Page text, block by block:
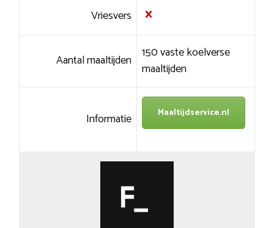
Vriesvers
Aantal maaltijden 150 vaste koelverse
maaltijden
Informatie Maaltijdservice.nl